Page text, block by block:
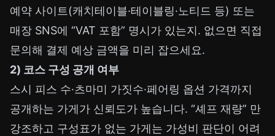
예약 사이트(캐치테이블·테이블링·노티드 등) 또는
매장 SNS에 “VAT 포함” 명시가 있는지. 없으면 직접
문의해 결제 예상 금액을 미리 잡으세요.
2) 코스 구성 공개 여부
스시 피스 수·츠마미 가짓수·페어링 옵션 가격까지
공개하는 가게가 신뢰도가 높습니다. “셰프 재량” 만
강조하고 구성표가 없는 가게는 가성비 판단이 어려